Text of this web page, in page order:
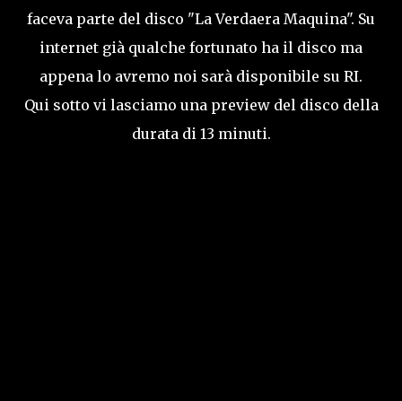
faceva parte del disco "La Verdaera Maquina". Su
internet già qualche fortunato ha il disco ma
appena lo avremo noi sarà disponibile su RI.
Qui sotto vi lasciamo una preview del disco della
durata di 13 minuti.